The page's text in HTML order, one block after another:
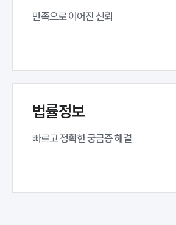
만족으로 이어진 신뢰
법률정보
빠르고 정확한 궁금증 해결